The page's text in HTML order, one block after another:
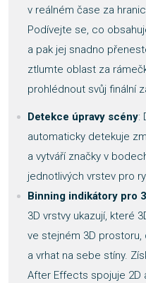
v reálném čase za
Podívejte se, co
a pak jej snadno
ztlumte oblast za
prohlédnout svůj finální
Detekce úpravy scény:
automaticky detekuje
a vytváří značky v
jednotlivých vrstev pro
Binning indikátory pro
3D vrstvy ukazují, které
ve stejném 3D
a vrhat na sebe stíny.
After Effects spojuje 2D